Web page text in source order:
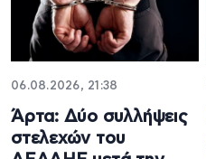
06.08.2026, 21:38
Άρτα: Δύο συλλήψεις
στελεχών του